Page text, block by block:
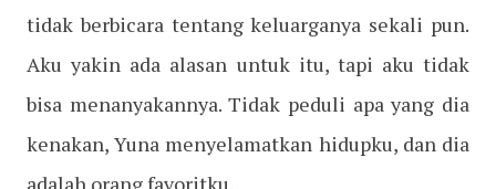
tidak berbicara tentang keluarganya sekali pun.
Aku yakin ada alasan untuk itu, tapi aku tidak
bisa menanyakannya. Tidak peduli apa yang dia
kenakan, Yuna menyelamatkan hidupku, dan dia